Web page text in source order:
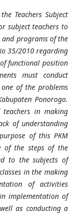
Teachers Subject
subject teachers to
programs of the
35/2010 regarding
functional position
must conduct
one of the problems
Ponorogo.
in making
of understanding
of this PKM
of the steps of the
to the subjects of
in the making
of activities
implementation of
as conducting a